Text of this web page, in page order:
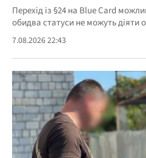
Перехід із §24 на Blue Card
обидва статуси не можуть діяти
7.08.2026 22:43